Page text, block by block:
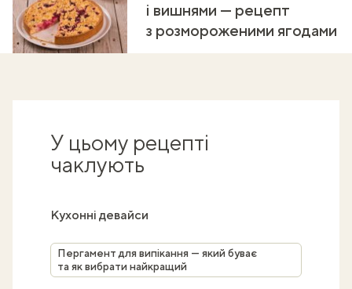
і вишнями — рецепт
з розмороженими ягодами
У цьому рецепті
чаклують
Кухонні девайси
Пергамент для випікання — який буває
та як вибрати найкращий